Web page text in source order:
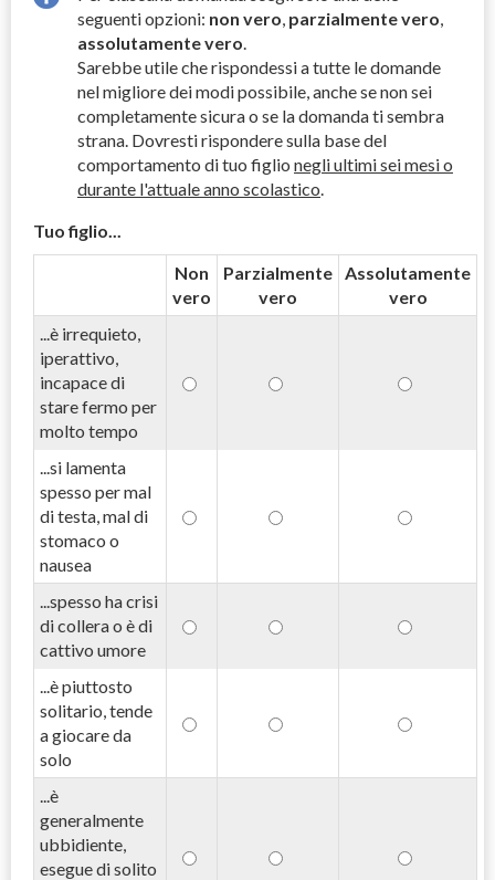
seguenti opzioni: non vero parzialmente vero
assolutamente vero
Sarebbe utile che rispondessi a tutte le domande
nel migliore dei modi possibile, anche se non sei
completamente sicura o se la domanda ti sembra
strana. Dovresti rispondere sulla base del
comportamento di tuo figlio negli ultimi sei mesi o
durante l'attuale anno scolastico
Tuo figlio...
Non
vero
Parzialmente
vero
Assolutamente
vero
...è irrequieto,
iperattivo,
incapace di
stare fermo per
molto tempo
...si lamenta
spesso per mal
di testa, mal di
stomaco o
nausea
...spesso ha crisi
di collera o è di
cattivo umore
...è piuttosto
solitario, tende
a giocare da
solo
...è
generalmente
ubbidiente,
esegue di solito